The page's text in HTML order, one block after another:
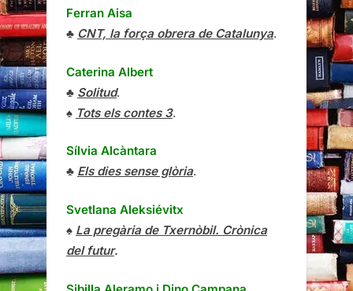
Ferran Aisa
♣ CNT, la força obrera de Catalunya.
Caterina Albert
♣ Solitud.
♠ Tots els contes 3.
Sílvia Alcàntara
♣ Els dies sense glòria.
Svetlana Aleksiévitx
♠ La pregària de Txernòbil. Crònica
del futur.